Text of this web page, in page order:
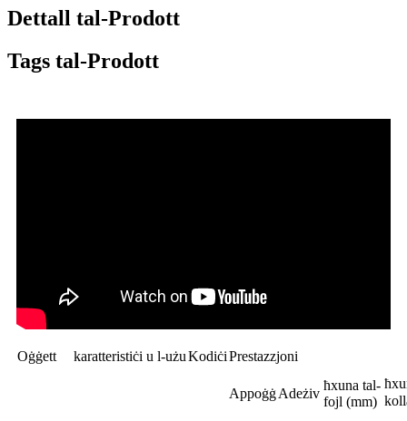
Dettall tal-Prodott
Tags tal-Prodott
Oġġett karatteristiċi u l-użuKodiċiPrestazzjoni
AppoġġAdeżiv
ħxuna tal-
fojl (mm)